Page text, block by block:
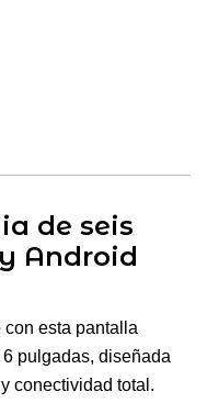
de seis
Android
con esta pantalla
pulgadas, diseñada
conectividad total.